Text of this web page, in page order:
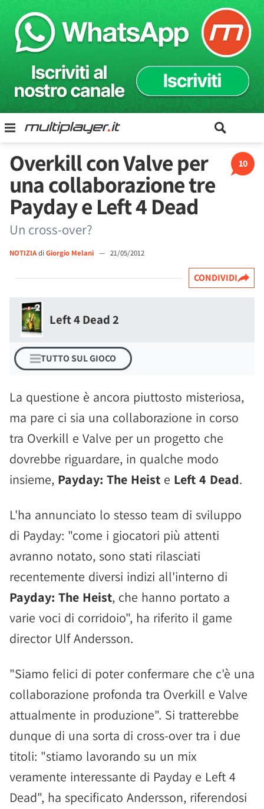
10
Overkill con Valve per
una collaborazione tre
Payday e Left 4 Dead
Un cross-over?
NOTIZIAdi Giorgio Melani — 21/05/2012
CONDIVIDI
Left 4 Dead 2
TUTTO SUL GIOCO
La questione è ancora piuttosto misteriosa,
ma pare ci sia una collaborazione in corso
tra Overkill e Valve per un progetto che
dovrebbe riguardare, in qualche modo
insieme, Payday: The Heist e Left 4 Dead.
L'ha annunciato lo stesso team di sviluppo
di Payday: "come i giocatori più attenti
avranno notato, sono stati rilasciati
recentemente diversi indizi all'interno di
Payday: The Heist, che hanno portato a
varie voci di corridoio", ha riferito il game
director Ulf Andersson.
"Siamo felici di poter confermare che c'è una
collaborazione profonda tra Overkill e Valve
attualmente in produzione". Si tratterebbe
dunque di una sorta di cross-over tra i due
titoli: "stiamo lavorando su un mix
veramente interessante di Payday e Left 4
Dead", ha specificato Andersson, riferendosi